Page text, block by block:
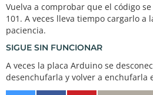
Vuelva a comprobar que el código
101. A veces lleva tiempo cargarlo a
paciencia.
SIGUE SIN FUNCIONAR
A veces la placa Arduino se
desenchufarla y volver a enchufarla